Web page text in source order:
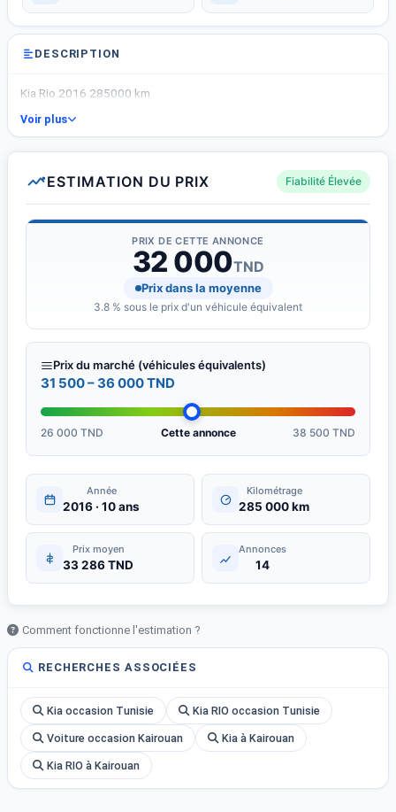
DESCRIPTION
Kia Rio 2016 285000 km
Voir plus
ESTIMATION DU PRIX Fiabilité Élevée
PRIX DE CETTE ANNONCE
32 000TND
Prix dans la moyenne
3.8 % sous le prix d'un véhicule équivalent
Prix du marché (véhicules équivalents)
31 500 – 36 000 TND
26 000 TND Cette annonce 38 500 TND
Année
2016 · 10 ans
Kilométrage
285 000 km
Prix moyen
33 286 TND
Annonces
14
Comment fonctionne l'estimation ?
RECHERCHES ASSOCIÉES
Kia occasion Tunisie Kia RIO occasion Tunisie
Voiture occasion Kairouan Kia à Kairouan
Kia RIO à Kairouan